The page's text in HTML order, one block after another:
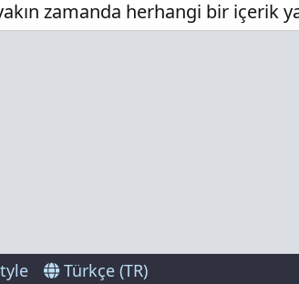
zamanda herhangi bir içerik
Türkçe (TR)